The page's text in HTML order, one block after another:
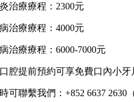
治療療程：2300元
治療療程：4000元
治療療程：6000-7000元
腔提前預約可享免費口內小
可聯繫我們：+852 6637 2630